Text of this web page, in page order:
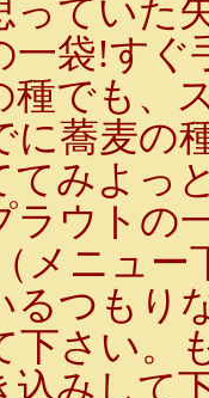
っていた
一袋!すぐ
種でも、
に蕎麦の
てみよっ
ウトの
メニュ
るつもり
下さい。
込みして